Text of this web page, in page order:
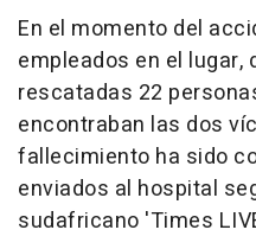
En el momento del
empleados en el lugar,
rescatadas 22
encontraban las dos
fallecimiento ha sido
enviados al hospital
sudafricano 'Times